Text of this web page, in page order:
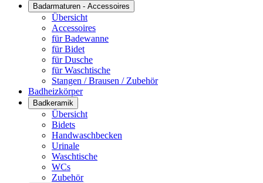
Badarmaturen - Accessoires
Übersicht
Accessoires
für Badewanne
für Bidet
für Dusche
für Waschtische
Stangen / Brausen / Zubehör
Badheizkörper
Badkeramik
Übersicht
Bidets
Handwaschbecken
Urinale
Waschtische
WCs
Zubehör